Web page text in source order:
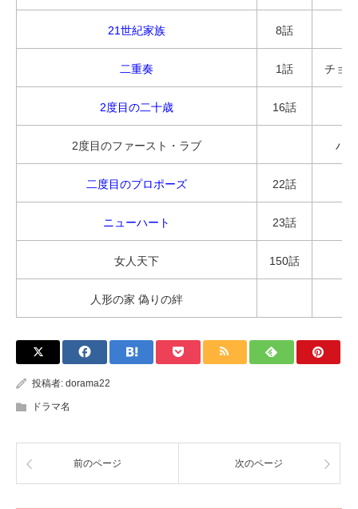
21世紀家族 8話
二重奏 1話 チョ
2度目の二十歳 16話
2度目のファースト・ラブ ハ
二度目のプロポーズ 22話
ニューハート 23話
女人天下 150話
人形の家 偽りの絆
投稿者: dorama22
ドラマ名
前のページ 次のページ